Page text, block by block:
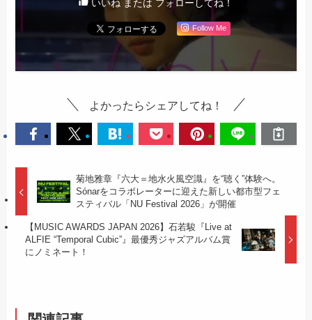
いいね または フォローしてね！
Follow Me
よかったらシェアしてね！
菊地雅章『六大＝地水火風空識』を“聴く”体験へ。
Sónarをコラボレーターに迎えた新しい都市型フェ
スティバル「NU Festival 2026」が開催
【MUSIC AWARDS JAPAN 2026】石若駿『Live at
ALFIE “Temporal Cubic”』最優秀ジャズアルバム賞
にノミネート！